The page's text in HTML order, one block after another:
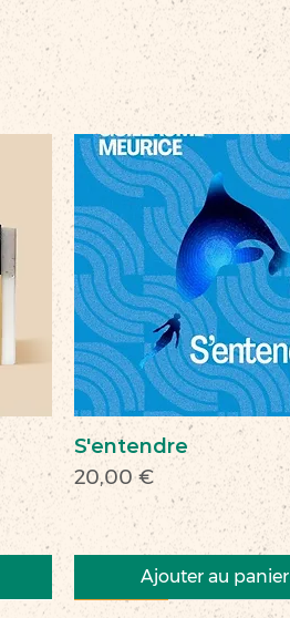
S'entendre
Prix
20,00 €
Ajouter au panier
Nouveau
Nouveau
Nouveau